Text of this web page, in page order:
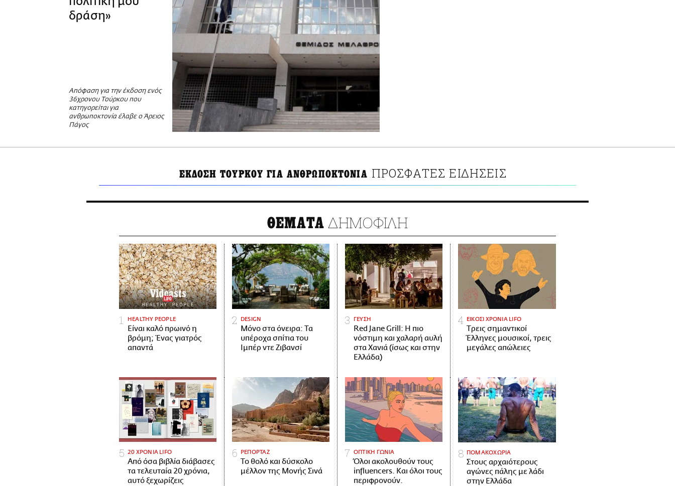
δράση»
Απόφαση για την έκδοση ενός
36χρονου Τούρκου που
κατηγορείται για
ανθρωποκτονία έλαβε ο Άρειος
Πάγος
ΕΚΔΟΣΗ ΤΟΥΡΚΟΥ ΓΙΑ ΑΝΘΡΩΠΟΚΤΟΝΙΑ ΠΡΟΣΦΑΤΕΣ ΕΙΔΗΣΕΙΣ
ΘΕΜΑΤΑ ΔΗΜΟΦΙΛΗ
HEALTHY PEOPLE
Είναι καλό πρωινό η
βρόμη; Ένας γιατρός
απαντά
DESIGN
Μόνο στα όνειρα: Τα
υπέροχα σπίτια του
Ιμπέρ ντε Ζιβανσί
ΓΕΥΣΗ
Red Jane Grill: Η πιο
νόστιμη και χαλαρή αυλή
στα Χανιά (ίσως και στην
Ελλάδα)
ΕΙΚΟΣΙ ΧΡΟΝΙΑ LIFO
Tρεις σημαντικοί
Έλληνες μουσικοί, τρεις
μεγάλες απώλειες
20 ΧΡΟΝΙΑ LIFO
Από όσα βιβλία διάβασες
τα τελευταία 20 χρόνια,
αυτό ξεχωρίζεις
ΡΕΠΟΡΤΑΖ
Το θολό και δύσκολο
μέλλον της Μονής Σινά
ΟΠΤΙΚΗ ΓΩΝΙΑ
Όλοι ακολουθούν τους
influencers. Και όλοι τους
περιφρονούν.
ΠΟΜΑΚΟΧΩΡΙΑ
Στους αρχαιότερους
αγώνες πάλης με λάδι
στην Ελλάδα